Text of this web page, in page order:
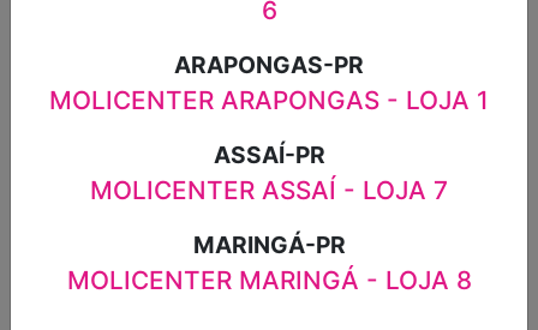
-
INDISPONÍVEL
6
ARAPONGAS-PR
MOLICENTER ARAPONGAS - LOJA 1
ASSAÍ-PR
MOLICENTER ASSAÍ - LOJA 7
MARINGÁ-PR
MOLICENTER MARINGÁ - LOJA 8